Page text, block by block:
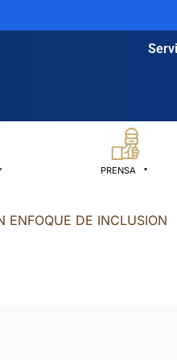
PRENSA
ENFOQUE DE INCLUSION